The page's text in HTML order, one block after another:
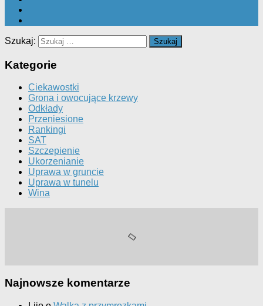
Szukaj:
Kategorie
Ciekawostki
Grona i owocujące krzewy
Odkłady
Przeniesione
Rankingi
SAT
Szczepienie
Ukorzenianie
Uprawa w gruncie
Uprawa w tunelu
Wina
Najnowsze komentarze